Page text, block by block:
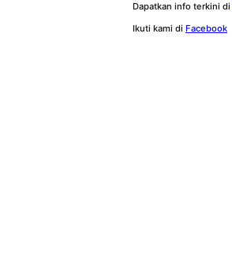
Dapatkan info terkini di
Ikuti kami di Facebook